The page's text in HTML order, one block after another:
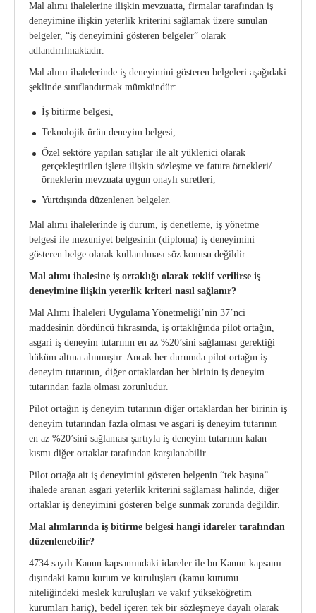
Mal alımı ihalelerine ilişkin mevzuatta, firmalar tarafından iş
deneyimine ilişkin yeterlik kriterini sağlamak üzere sunulan
belgeler, “iş deneyimini gösteren belgeler” olarak
adlandırılmaktadır.
Mal alımı ihalelerinde iş deneyimini gösteren belgeleri aşağıdaki
şeklinde sınıflandırmak mümkündür:
İş bitirme belgesi,
Teknolojik ürün deneyim belgesi,
Özel sektöre yapılan satışlar ile alt yüklenici olarak
gerçekleştirilen işlere ilişkin sözleşme ve fatura örnekleri/
örneklerin mevzuata uygun onaylı suretleri,
Yurtdışında düzenlenen belgeler.
Mal alımı ihalelerinde iş durum, iş denetleme, iş yönetme
belgesi ile mezuniyet belgesinin (diploma) iş deneyimini
gösteren belge olarak kullanılması söz konusu değildir.
Mal alımı ihalesine iş ortaklığı olarak teklif verilirse iş
deneyimine ilişkin yeterlik kriteri nasıl sağlanır?
Mal Alımı İhaleleri Uygulama Yönetmeliği’nin 37’nci
maddesinin dördüncü fıkrasında, iş ortaklığında pilot ortağın,
asgari iş deneyim tutarının en az %20’sini sağlaması gerektiği
hüküm altına alınmıştır. Ancak her durumda pilot ortağın iş
deneyim tutarının, diğer ortaklardan her birinin iş deneyim
tutarından fazla olması zorunludur.
Pilot ortağın iş deneyim tutarının diğer ortaklardan her birinin iş
deneyim tutarından fazla olması ve asgari iş deneyim tutarının
en az %20’sini sağlaması şartıyla iş deneyim tutarının kalan
kısmı diğer ortaklar tarafından karşılanabilir.
Pilot ortağa ait iş deneyimini gösteren belgenin “tek başına”
ihalede aranan asgari yeterlik kriterini sağlaması halinde, diğer
ortaklar iş deneyimini gösteren belge sunmak zorunda değildir.
Mal alımlarında iş bitirme belgesi hangi idareler tarafından
düzenlenebilir?
4734 sayılı Kanun kapsamındaki idareler ile bu Kanun kapsamı
dışındaki kamu kurum ve kuruluşları (kamu kurumu
niteliğindeki meslek kuruluşları ve vakıf yükseköğretim
kurumları hariç), bedel içeren tek bir sözleşmeye dayalı olarak